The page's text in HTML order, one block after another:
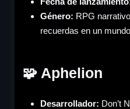
Género: RPG
recuerdas en un
🧩 Aphelion
Desarrollador: Don’t